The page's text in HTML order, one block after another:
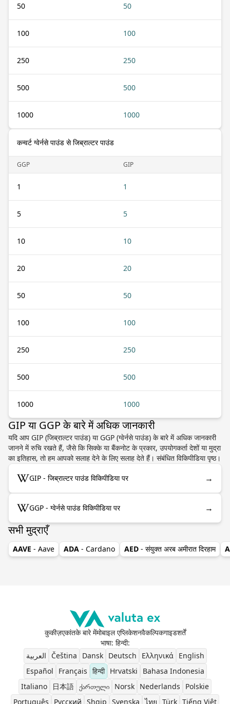
50 50
100 100
250 250
500 500
1000 1000
कन्वर्ट ग्वेर्नसे पाउंड से जिब्राल्टर पाउंड
GGP GIP
1 1
5 5
10 10
20 20
50 50
100 100
250 250
500 500
1000 1000
GIP या GGP के बारे में अधिक जानकारी
यदि आप GIP (जिब्राल्टर पाउंड) या GGP (ग्वेर्नसे पाउंड) के बारे में अधिक जानकारी
जानने में रुचि रखते हैं, जैसे कि सिक्के या बैंकनोट के प्रकार, उपयोगकर्ता देशों या मुद्रा
का इतिहास, तो हम आपको सलाह देने के लिए सलाह देते हैं। संबंधित विकिपीडिया पृष्ठ।
GIP - जिब्राल्टर पाउंड विकिपीडिया पर →
GGP - ग्वेर्नसे पाउंड विकिपीडिया पर →
सभी मुद्राएँ
AAVE - Aave ADA - Cardano AED - संयुक्त अरब अमीरात दिरहाम
कुकीज़एकांतके बारे मेंमोबाइल एप्लिकेशनवैकल्पिकगाइडशर्तें
भाषा: हिन्दी:
العربية
Čeština Dansk Deutsch Ελληνικά
English
Español
Français हिन्दी Hrvatski
Bahasa Indonesia
Italiano
日本語 ქართული Norsk Nederlands
Polskie
Português
Pусский Shqip Svenska ไทย Türk Tiếng Việt